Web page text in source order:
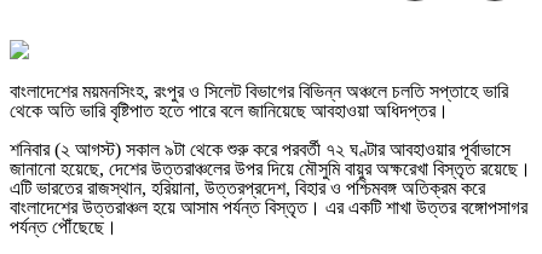
বাংলাদেশের ময়মনসিংহ, রংপুর ও সিলেট বিভাগের বিভিন্ন অঞ্চলে চলতি সপ্তাহে ভারি
থেকে অতি ভারি বৃষ্টিপাত হতে পারে বলে জানিয়েছে আবহাওয়া অধিদপ্তর।
শনিবার (২ আগস্ট) সকাল ৯টা থেকে শুরু করে পরবর্তী ৭২ ঘণ্টার আবহাওয়ার পূর্বাভাসে
জানানো হয়েছে, দেশের উত্তরাঞ্চলের উপর দিয়ে মৌসুমি বায়ুর অক্ষরেখা বিস্তৃত রয়েছে।
এটি ভারতের রাজস্থান, হরিয়ানা, উত্তরপ্রদেশ, বিহার ও পশ্চিমবঙ্গ অতিক্রম করে
বাংলাদেশের উত্তরাঞ্চল হয়ে আসাম পর্যন্ত বিস্তৃত। এর একটি শাখা উত্তর বঙ্গোপসাগর
পর্যন্ত পৌঁছেছে।